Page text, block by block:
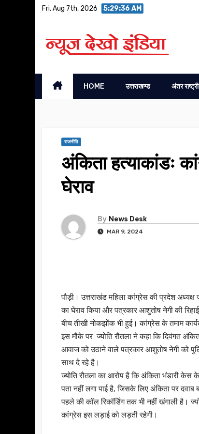
Fri. Aug 7th, 2026 5:29:37 AM
HOME उत्तराखण्ड अंतर
राजनीति
अंकिता हत्याकांडः
घेराव
By News Desk
MAR 9, 2024
पौड़ी। उत्तराखंड महिला कांग्रेस की प्रदेश
का घेराव किया और पत्रकार आशुतोष नेगी की
बीच तीखी नोकझोंक भी हुई। कांग्रेस के तमाम
इस मौके पर ज्योति रौतला ने कहा कि दिवंगत
आवाज को उठाने वाले पत्रकार आशुतोष नेगी को
साथ दे रहे है।
ज्योति रौतला का आरोप है कि अंकिता भंडारी
पता नहीं लगा पाई है, जिसके लिए अंकिता पर
पहले की कॉल रिकॉर्डिंग तक भी नहीं खंगाली है।
कांग्रेस इस लड़ाई को लड़ती रहेगी।